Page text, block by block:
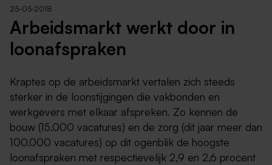
25-05-2018
Arbeidsmarkt werkt door in
loonafspraken
Kraptes op de arbeidsmarkt vertalen zich steeds
sterker in de loonstijgingen die vakbonden en
werkgevers met elkaar afspreken. Zo kennen de
bouw (15.000 vacatures) en de zorg (dit jaar meer dan
100.000 vacatures) op dit ogenblik de hoogste
loonafspraken met respectievelijk 2,9 en 2,6 procent